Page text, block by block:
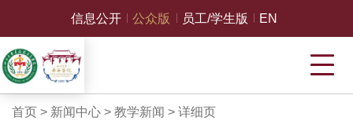
信息公开 公众版 员工/学生版 EN
首页 > 新闻中心> 教学新闻 > 详细页